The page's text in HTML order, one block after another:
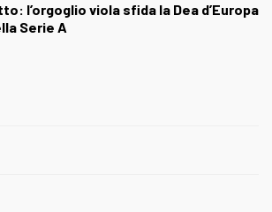
l’orgoglio viola sfida la Dea d’Europa
Serie A